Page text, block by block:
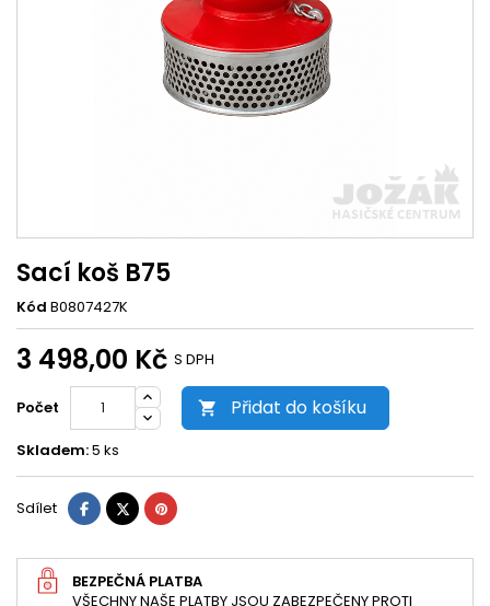
Sací koš B75
Kód B0807427K
3 498,00 Kč S DPH
Počet  Přidat do košíku
Skladem:5 ks
Sdílet SdíletTweetPinterest
BEZPEČNÁ PLATBA
VŠECHNY NAŠE PLATBY JSOU ZABEZPEČENY PROTI